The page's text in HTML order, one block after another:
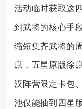
活动临时获取这
到武将的核心手
缩短集齐武将的
庶，五星原版徐
汉阵营限定卡包
池仅能抽到四星